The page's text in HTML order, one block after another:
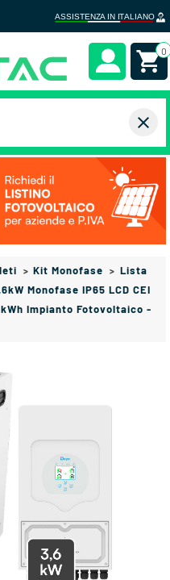
0
close
Kit Monofase
Lista
Monofase IP65 LCD CEI
Impianto Fotovoltaico -